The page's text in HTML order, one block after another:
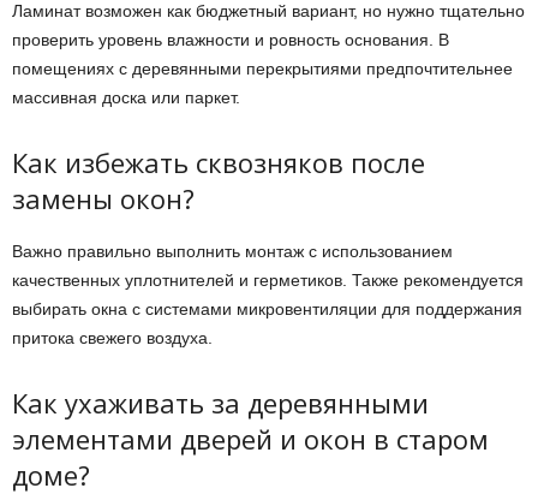
Ламинат возможен как бюджетный вариант, но нужно тщательно
проверить уровень влажности и ровность основания. В
помещениях с деревянными перекрытиями предпочтительнее
массивная доска или паркет.
Как избежать сквозняков после
замены окон?
Важно правильно выполнить монтаж с использованием
качественных уплотнителей и герметиков. Также рекомендуется
выбирать окна с системами микровентиляции для поддержания
притока свежего воздуха.
Как ухаживать за деревянными
элементами дверей и окон в старом
доме?